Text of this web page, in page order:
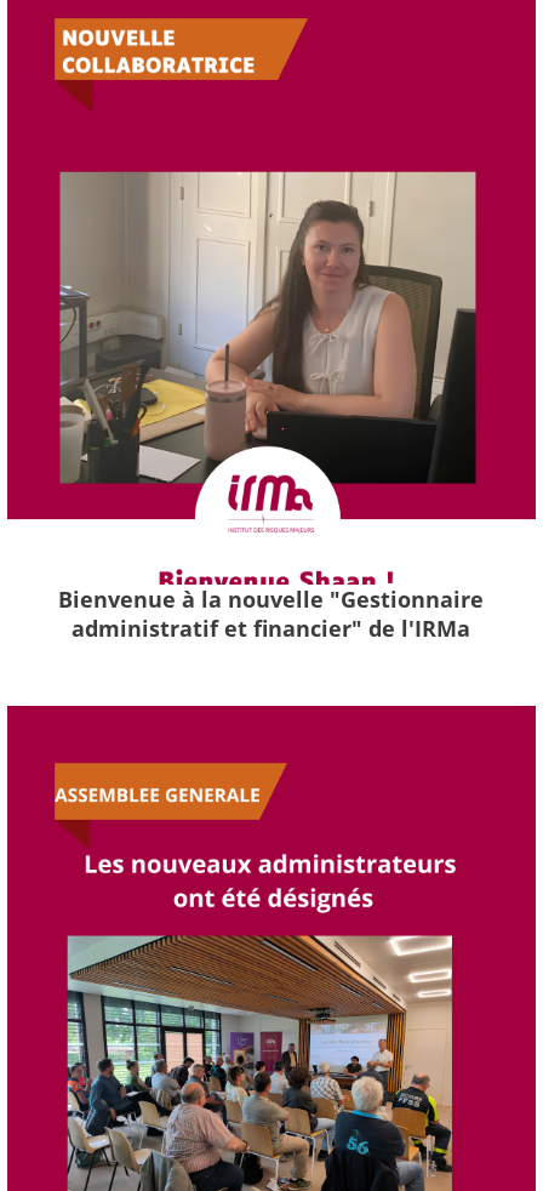
Bienvenue à la nouvelle "Gestionnaire
administratif et financier" de l'IRMa